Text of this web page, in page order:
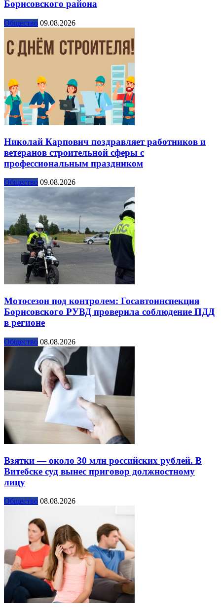
Борисовского района
Общество 09.08.2026
Николай Карпович поздравляет работников и
ветеранов строительной сферы с
профессиональным праздником
Общество 09.08.2026
Мотосезон под контролем: Госавтоинспекция
Борисовского РУВД проверила соблюдение ПДД
в регионе
Общество 08.08.2026
Взятки — около 30 млн российских рублей. В
Витебске суд вынес приговор должностному
лицу
Общество 08.08.2026